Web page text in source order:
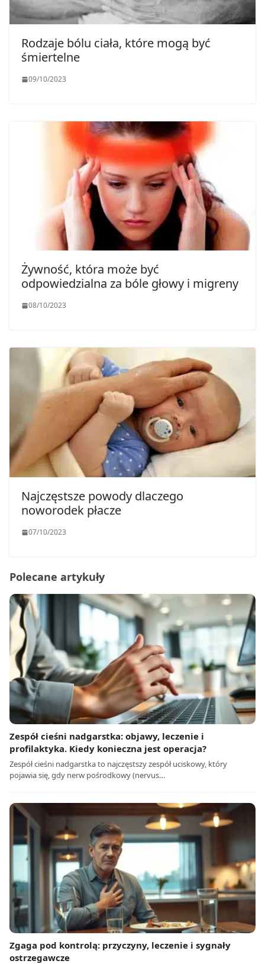
Rodzaje bólu ciała, które mogą być
śmiertelne
09/10/2023
Żywność, która może być
odpowiedzialna za bóle głowy i migreny
08/10/2023
Najczęstsze powody dlaczego
noworodek płacze
07/10/2023
Polecane artykuły
Zespół cieśni nadgarstka: objawy, leczenie i
profilaktyka. Kiedy konieczna jest operacja?
Zespół cieśni nadgarstka to najczęstszy zespół uciskowy, który
pojawia się, gdy nerw pośrodkowy (nervus…
Zgaga pod kontrolą: przyczyny, leczenie i sygnały
ostrzegawcze